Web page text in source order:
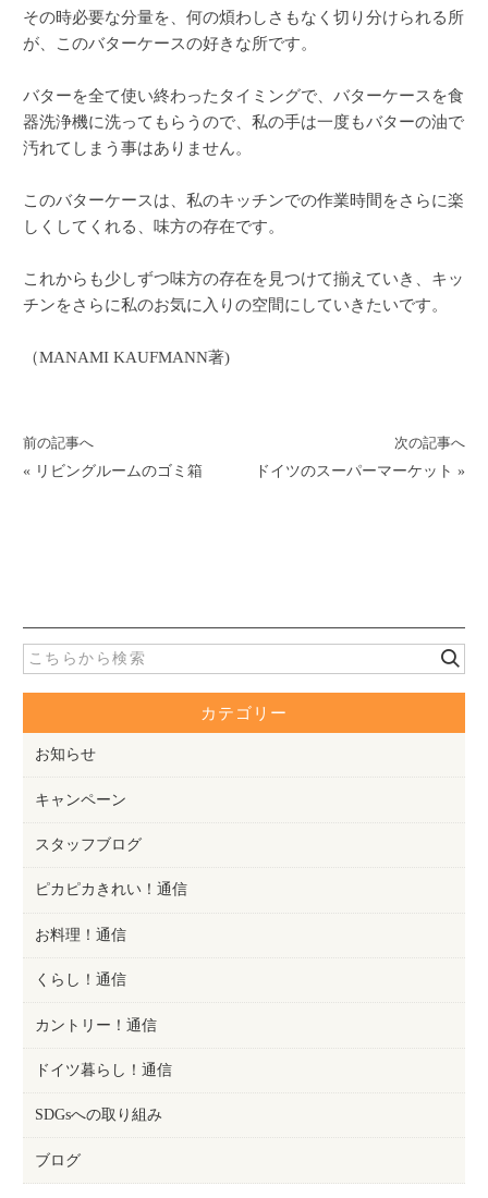
その時必要な分量を、何の煩わしさもなく切り分けられる所
が、このバターケースの好きな所です。
バターを全て使い終わったタイミングで、バターケースを食
器洗浄機に洗ってもらうので、私の手は一度もバターの油で
汚れてしまう事はありません。
このバターケースは、私のキッチンでの作業時間をさらに楽
しくしてくれる、味方の存在です。
これからも少しずつ味方の存在を見つけて揃えていき、キッ
チンをさらに私のお気に入りの空間にしていきたいです。
（MANAMI KAUFMANN著)
前の記事へ
« リビングルームのゴミ箱
次の記事へ
ドイツのスーパーマーケット »
カテゴリー
お知らせ
キャンペーン
スタッフブログ
ピカピカきれい！通信
お料理！通信
くらし！通信
カントリー！通信
ドイツ暮らし！通信
SDGsへの取り組み
ブログ